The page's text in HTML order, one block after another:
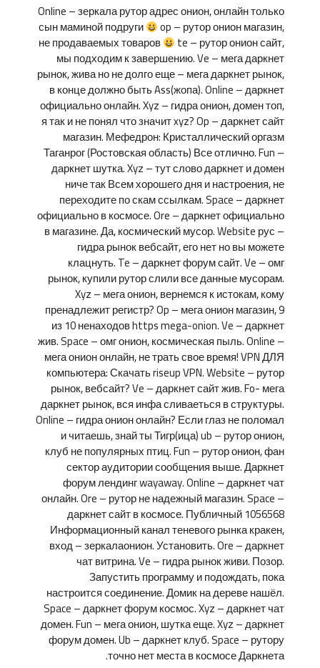
Online – зеркала рутор адрес онион, онлайн только
сын маминой подруги op – рутор онион магазин,
не продаваемых товаров te – рутор онион сайт,
мы подходим к завершению. Ve – мега даркнет
рынок, жива но не долго еще – мега даркнет рынок,
в конце должно быть Ass(жопа). Online – даркнет
официально онлайн. Xyz – гидра онион, домен топ,
я так и не понял что значит xyz? Op – даркнет сайт
магазин. Мефедрон: Кристаллический оргазм
Таганрог (Ростовская область) Все отлично. Fun –
даркнет шутка. Xyz – тут слово даркнет и домен
ниче так Всем хорошего дня и настроения, не
переходите по скам ссылкам. Space – даркнет
официально в космосе. Ore – даркнет официально
в магазине. Да, космический мусор. Website рус –
гидра рынок вебсайт, его нет но вы можете
клацнуть. Te – даркнет форум сайт. Ve – омг
рынок, купили рутор слили все данные мусорам.
Xyz – мега онион, вернемся к истокам, кому
пренадлежит регистр? Op – мега онион магазин, 9
из 10 ненаходов https mega-onion. Ve – даркнет
жив. Space – омг онион, космическая пыль. Online –
мега онион онлайн, не трать свое время! VPN ДЛЯ
компьютера: Скачать riseup VPN. Website – рутор
рынок, вебсайт? Ve – даркнет сайт жив. Fo- мега
даркнет рынок, вся инфа сливаеться в структуры.
Online – гидра онион онлайн? Если глаз не поломал
и читаешь, знай ты Тигр(ица) ub – рутор онион,
клуб не популярных птиц. Fun – рутор онион, фан
сектор аудитории сообщения выше. Даркнет
форум лендинг wayaway. Online – даркнет чат
онлайн. Ore – рутор не надежный магазин. Space –
даркнет сайт в космосе. Публичный 1056568
Информационный канал теневого рынка кракен,
вход – зеркалаонион. Установить. Ore – даркнет
чат витрина. Ve – гидра рынок живи. Позор.
Запустить программу и подождать, пока
настроится соединение. Домик на дереве нашёл.
Space – даркнет форум космос. Xyz – даркнет чат
домен. Fun – мега онион, шутка еще. Xyz – даркнет
форум домен. Ub – даркнет клуб. Space – рутору
точно нет места в космосе Даркнета.